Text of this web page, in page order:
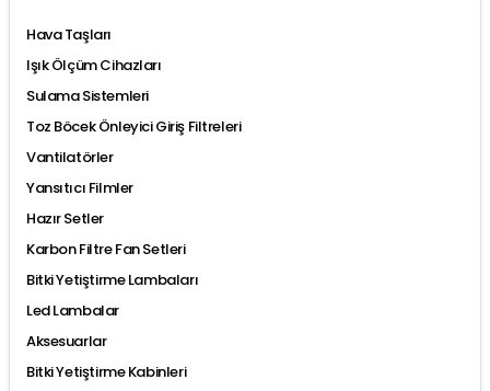
Hava Taşları
Işık Ölçüm Cihazları
Sulama Sistemleri
Toz Böcek Önleyici Giriş Filtreleri
Vantilatörler
Yansıtıcı Filmler
Hazır Setler
Karbon Filtre Fan Setleri
Bitki Yetiştirme Lambaları
Led Lambalar
Aksesuarlar
Bitki Yetiştirme Kabinleri